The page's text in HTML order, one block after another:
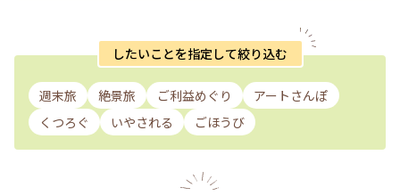
したいことを指定して絞り込む
週末旅 絶景旅 ご利益めぐり
アートさんぽ
くつろぐ
いやされる ごほうび